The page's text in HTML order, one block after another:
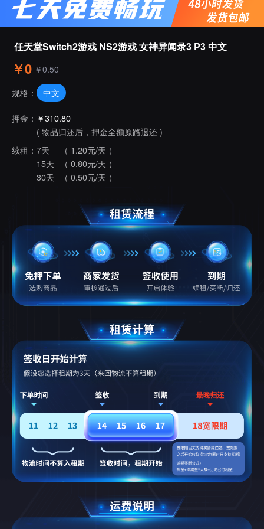
任天堂Switch2游戏 NS2游戏 女神异闻录3 P3 中文
￥0 ￥0.50
规格： 中文
押金： ￥310.80
( 物品归还后，押金全额原路退还 )
续租： 7天
（ 1.20元/天 ）
15天
（ 0.80元/天 ）
30天
（ 0.50元/天 ）